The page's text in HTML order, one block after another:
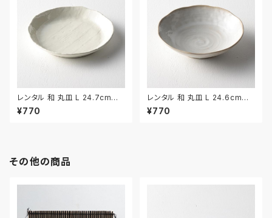
レンタル 和 丸皿 L 24.7cm｜
WML017
¥770
レンタル 和 丸皿 L 24.6cm｜
WML018
¥770
その他の商品